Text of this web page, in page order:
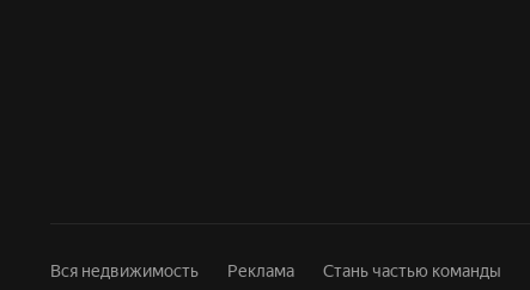
Вся недвижимость Реклама Стань частью команды